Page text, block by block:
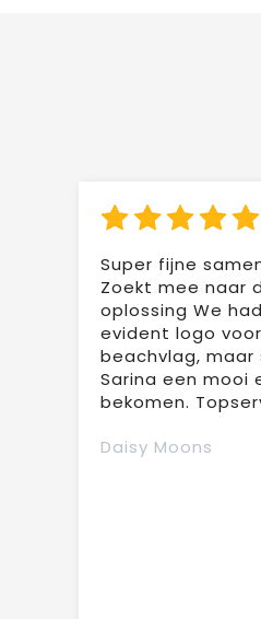
Super fijne
Zoekt mee naar
oplossing We
evident logo
beachvlag, maar
Sarina een mooi
bekomen.
Daisy Moons